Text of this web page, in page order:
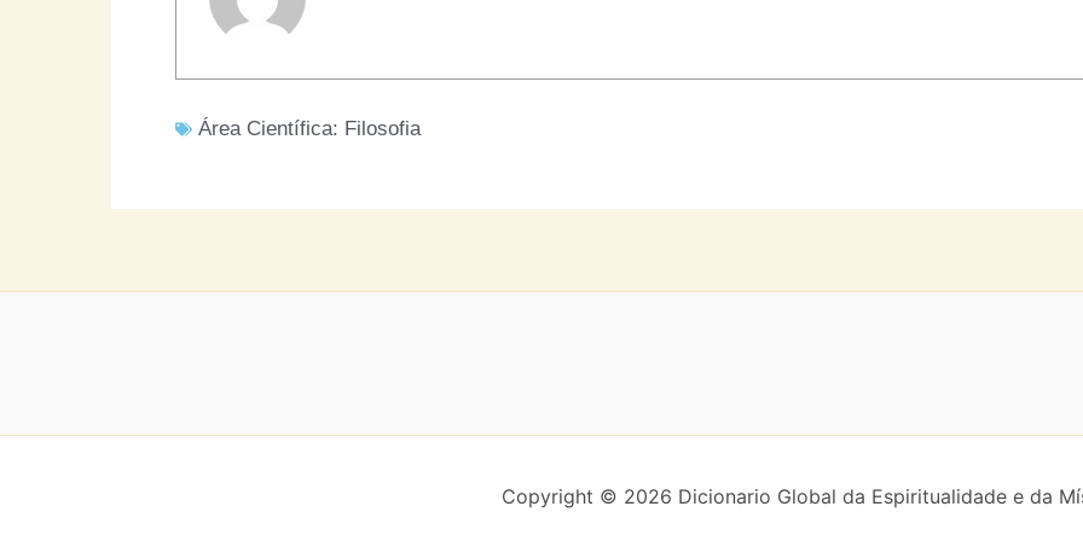
Área Científica: Filosofia
Copyright © 2026 Dicionario Global da Espiritualidade e da